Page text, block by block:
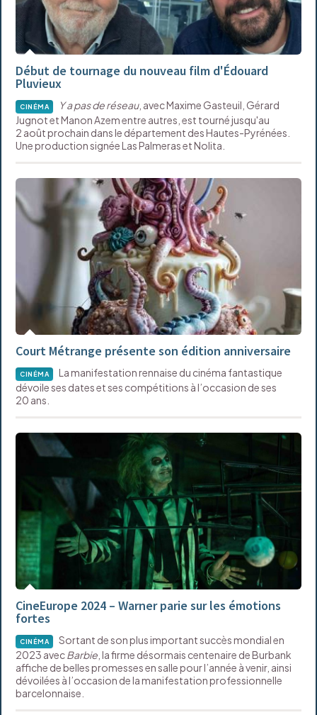
Début de tournage du nouveau film d'Édouard
Pluvieux
CINÉMA Y a pas de réseau, avec Maxime Gasteuil, Gérard
Jugnot et Manon Azem entre autres, est tourné jusqu'au
2 août prochain dans le département des Hautes-Pyrénées.
Une production signée Las Palmeras et Nolita.
Court Métrange présente son édition anniversaire
CINÉMA
La manifestation rennaise du cinéma fantastique
dévoile ses dates et ses compétitions à l’occasion de ses
20 ans.
CineEurope 2024 – Warner parie sur les émotions
fortes
CINÉMA
Sortant de son plus important succès mondial en
2023 avecBarbie , la firme désormais centenaire de Burbank
affiche de belles promesses en salle pour l’année à venir, ainsi
dévoilées à l’occasion de la manifestation professionnelle
barcelonnaise.